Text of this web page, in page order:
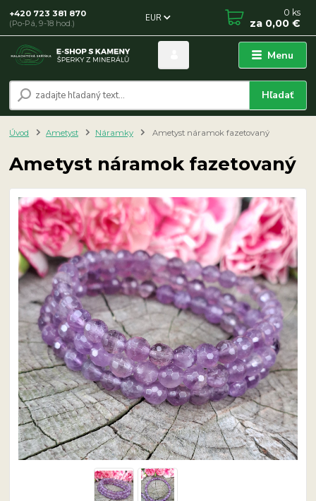
Menu
EUR
Hľadať
+420 723 381 870
(Po-Pá, 9-18 hod.)
0 ks
za 0,00 €
Úvod Ametyst Náramky Ametyst náramok fazetovaný
Ametyst náramok fazetovaný